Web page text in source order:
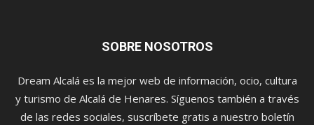
SOBRE NOSOTROS
Dream Alcalá es la mejor web de información, ocio, cultura
y turismo de Alcalá de Henares. Síguenos también a través
de las redes sociales, suscríbete gratis a nuestro boletín